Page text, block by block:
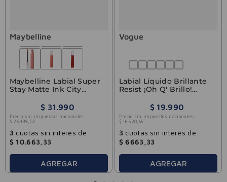
Maybelline
Maybelline Labial Super
Stay Matte Ink City
$ 31.990
Precio sin impuestos nacionales:
$ 26.438 02
3cuotas sin interés de
$ 10.663 33
AGREGAR
Vogue
Labial Líquido Brillante
Resist ¡Oh Q' Brillo!
$ 19.990
Precio sin impuestos nacionales:
$ 16. 520 66
3cuotas sin interés de
$ 6663 33
AGREGAR